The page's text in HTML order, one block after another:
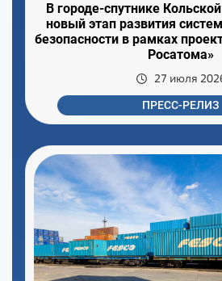
В городе-спутнике
новый этап развития
безопасности в рамках
Росатома»
27 июля
ПРЕСС-РЕЛИЗ